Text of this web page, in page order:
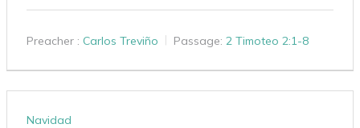
Preacher : Carlos Treviño Passage: 2 Timoteo 2:1-8
Navidad